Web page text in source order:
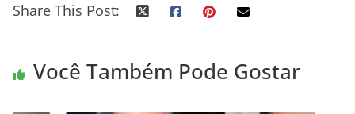
Share This Post:
Você Também Pode Gostar